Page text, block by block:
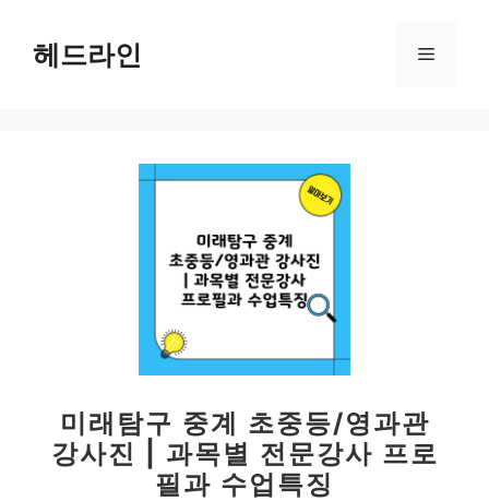
헤드라인 메
미래탐구 중계 초중등/영과관
강사진 | 과목별 전문강사 프로
필과 수업특징